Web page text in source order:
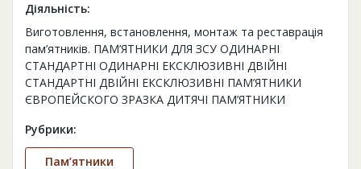
Діяльність:
Виготовлення, встановлення, монтаж та реставрація
пам’ятників. ПАМ’ЯТНИКИ ДЛЯ ЗСУ ОДИНАРНІ
СТАНДАРТНІ ОДИНАРНІ ЕКСКЛЮЗИВНІ ДВІЙНІ
СТАНДАРТНІ ДВІЙНІ ЕКСКЛЮЗИВНІ ПАМ’ЯТНИКИ
ЄВРОПЕЙСКОГО ЗРАЗКА ДИТЯЧІ ПАМ’ЯТНИКИ
Рубрики:
Пам’ятники